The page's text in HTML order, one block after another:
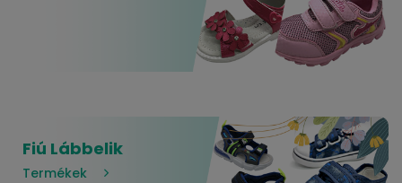
Fiú Lábbelik
Termékek